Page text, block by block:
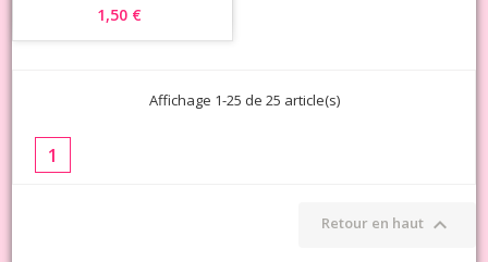
1,50 €
Affichage 1-25 de 25 article(s)
1
Retour en haut 